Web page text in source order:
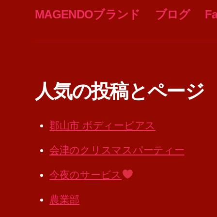
MAGENDOブランド ブログ
人気の投稿とページ
郡山市 ボディーピアス
会津のクリスマスパーティー
今夜のサービス
農業部